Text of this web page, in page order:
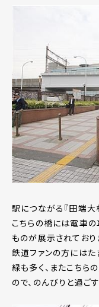
駅につながる『田端大
こちらの橋には電車の
ものが展示されており
鉄道ファンの方には
緑も多く、またこちら
ので、のんびりと過ご